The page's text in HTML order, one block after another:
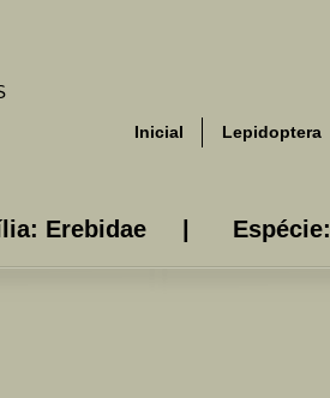
Inicial Lepidoptera
Erebidae | Espécie: